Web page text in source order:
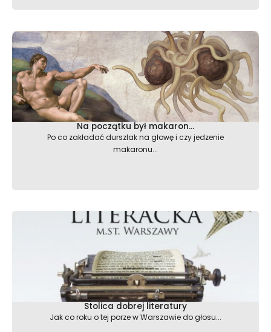
Na początku był makaron…
Po co zakładać durszlak na głowę i czy jedzenie
makaronu...
Stolica dobrej literatury
Jak co roku o tej porze w Warszawie do głosu...